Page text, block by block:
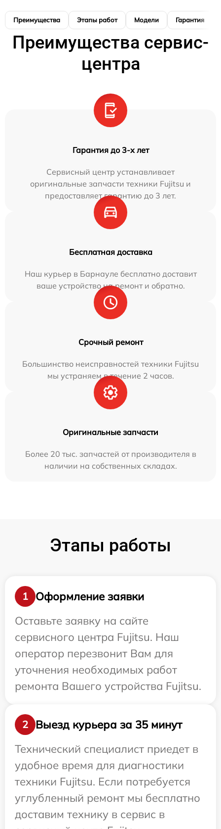
Преимущества Этапы работ Модели Гарантия
Преимущества сервис-
центра
Гарантия до 3-х лет
Сервисный центр устанавливает
оригинальные запчасти техники Fujitsu и
предоставляет гарантию до 3 лет.
Бесплатная доставка
Наш курьер в Барнауле бесплатно доставит
ваше устройство на ремонт и обратно.
Срочный ремонт
Большинство неисправностей техники Fujitsu
мы устраняем в течение 2 часов.
Оригинальные запчасти
Более 20 тыс. запчастей от производителя в
наличии на собственных складах.
Этапы работы
1
Оформление заявки
Оставьте заявку на сайте
сервисного центра Fujitsu. Наш
оператор перезвонит Вам для
уточнения необходимых работ
ремонта Вашего устройства Fujitsu.
2
Выезд курьера за 35 минут
Технический специалист приедет в
удобное время для диагностики
техники Fujitsu. Если потребуется
углубленный ремонт мы бесплатно
доставим технику в сервис в